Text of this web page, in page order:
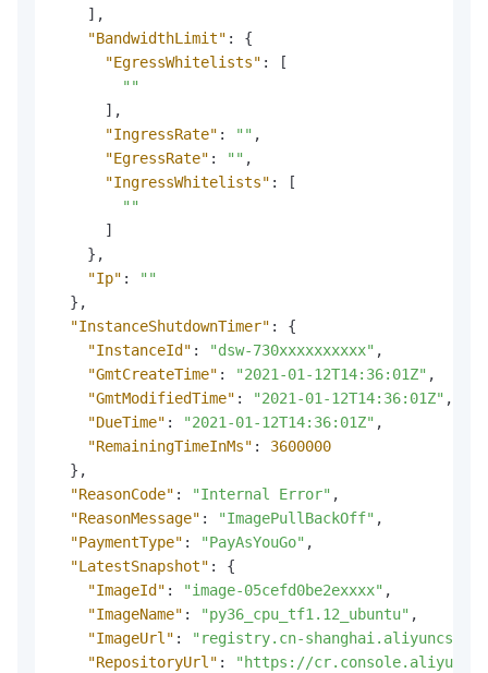
] ,
"BandwidthLimit" :
{
"EgressWhitelists" :
[
""
] ,
"IngressRate" : "" ,
"EgressRate" : "" ,
"IngressWhitelists" :
[
""
]
} ,
"Ip" :
""
} ,
"InstanceShutdownTimer" :
{
"InstanceId" : "dsw-730xxxxxxxxxx" ,
"GmtCreateTime" : "2021-01-12T14:36:01Z" ,
"GmtModifiedTime" : "2021-01-12T14:36:01Z" ,
"DueTime" : "2021-01-12T14:36:01Z" ,
"RemainingTimeInMs" :
3600000
} ,
"ReasonCode" : "Internal Error" ,
"ReasonMessage" : "ImagePullBackOff" ,
"PaymentType" : "PayAsYouGo" ,
"LatestSnapshot" :
{
"ImageId" : "image-05cefd0be2exxxx" ,
"ImageName" : "py36_cpu_tf1.12_ubuntu" ,
"ImageUrl" :
"registry.cn-
"RepositoryUrl" : "https://